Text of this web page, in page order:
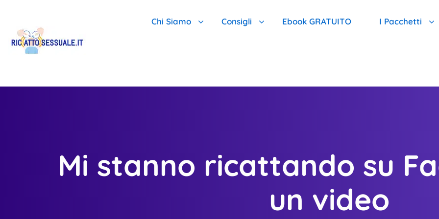
Chi Siamo Consigli
Lista Delle Aree Di Intervento
Proteggere I Tuoi Contatti
Proteggere I Tuoi Social Network
Ebook GRATUITO I Pacchetti
Pacchetto Top
Pacchetto
Mi stanno ricattando su
un video